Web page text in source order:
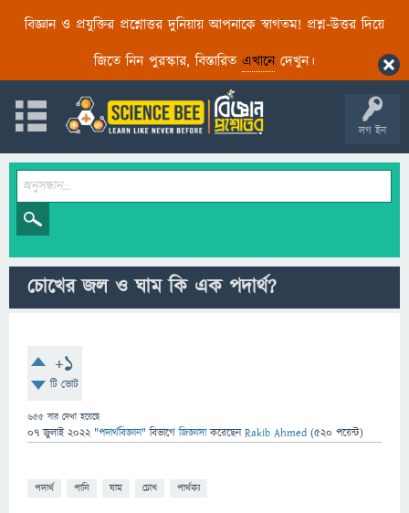
বিজ্ঞান ও প্রযুক্তির প্রশ্নোত্তর দুনিয়ায় আপনাকে স্বাগতম! প্রশ্ন-উত্তর দিয়ে
জিতে নিন পুরস্কার, বিস্তারিত এখানেদেখুন।
লগ ইন
চোখের জল ও ঘাম কি এক পদার্থ?
+1
টি ভোট
655 বার দেখা হয়েছে
07 জুলাই 2022 "পদার্থবিজ্ঞান" বিভাগে জিজ্ঞাসাকরেছেনRakib Ahmed (520 পয়েন্ট)
পদার্থ পানি ঘাম চোখ পার্থক্য